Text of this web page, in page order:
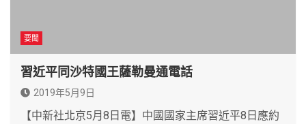
要聞
習近平同沙特國王薩勒曼通電話
2019年5月9日
【中新社北京5月8日電】中國國家主席習近平8日應約